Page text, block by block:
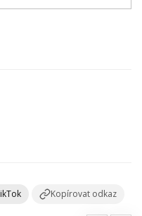
Kopírovat odkaz